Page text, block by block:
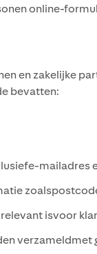
online-
en zakelijke
bevatten:
mailadres
isvoor
verzameldmet